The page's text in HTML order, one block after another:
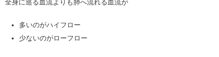
全身に巡る血流よりも肺へ流れる血流が
多いのがハイフロー
少ないのがローフロー